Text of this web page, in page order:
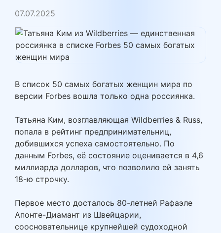
07.07.2025
В список 50 самых богатых женщин мира по
версии Forbes вошла только одна россиянка.
Татьяна Ким, возглавляющая Wildberries & Russ,
попала в рейтинг предпринимательниц,
добившихся успеха самостоятельно. По
данным Forbes, её состояние оценивается в 4,6
миллиарда долларов, что позволило ей занять
18-ю строчку.
Первое место досталось 80-летней Рафаэле
Апонте-Диамант из Швейцарии,
соосновательнице крупнейшей судоходной